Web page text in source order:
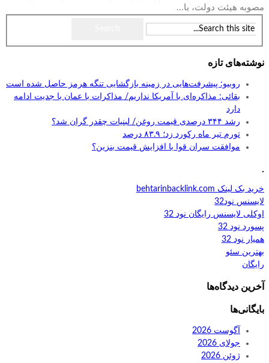
مصوبه هیئت دولت، با...
نوشته‌های تازه
روبیو: پیشرفت‌هایی در زمینه بازگشایی تنگه هرمز حاصل شده است
بقائی: مذاکره‌ای با آمریکا نداریم/ مذاکرات با عمان با جدیت ادامه
دارد
رشد ۳۴۴ درصدی قیمت روغن/ لبنیات چقدر گران شد؟
تورم تیر ماه رکورد زد؛ ۸۳.۹ درصد
موافقت سران قوا با افزایش قیمت بنزین؟
.
خرید بک لینک behtarinbacklink.com
لایسنس نود32
اوکلی لایسنس رایگان نود 32
پسورد نود 32
همیار نود 32
بهترین سئو
رایگان
آخرین دیدگاه‌ها
بایگانی‌ها
آگوست 2026
جولای 2026
ژوئن 2026